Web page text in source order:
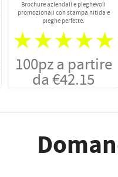
Brochure aziendali e pieghevoli
promozionali con stampa nitida e
pieghe perfette.
★★★★★
100pz a partire
da €42.15